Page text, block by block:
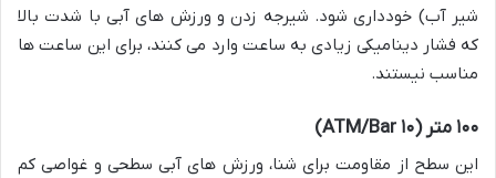
شیر آب) خودداری شود. شیرجه زدن و ورزش های آبی با شدت بالا
که فشار دینامیکی زیادی به ساعت وارد می کنند، برای این ساعت ها
مناسب نیستند.
۱۰۰ متر (۱۰ ATM/Bar)
این سطح از مقاومت برای شنا، ورزش های آبی سطحی و غواصی کم